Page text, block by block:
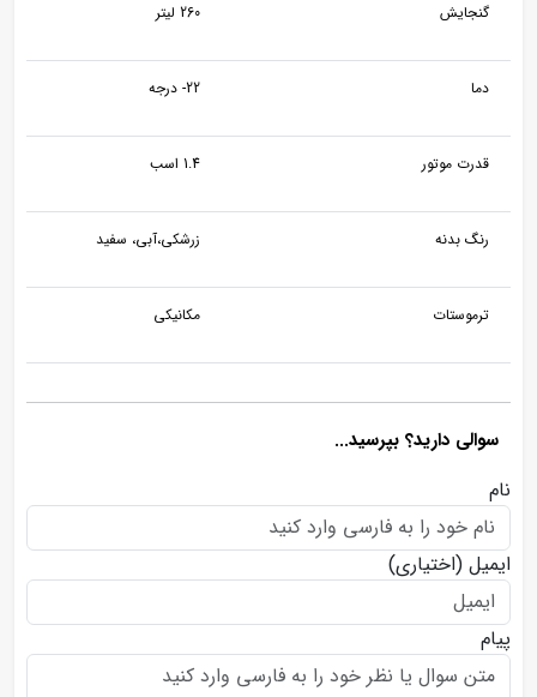
گنجایش 260 لیتر
دما 22- درجه
قدرت موتور 1.4 اسب
رنگ بدنه زرشکی،آبی، سفید
ترموستات مکانیکی
سوالی دارید؟ بپرسید...
نام
ایمیل (اختیاری)
پیام